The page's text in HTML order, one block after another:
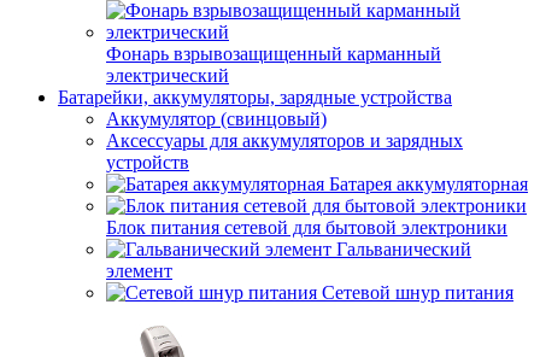
Фонарь взрывозащищенный карманный
электрический
Батарейки, аккумуляторы, зарядные устройства
Аккумулятор (свинцовый)
Аксессуары для аккумуляторов и зарядных
устройств
Батарея аккумуляторная
Блок питания сетевой для бытовой электроники
Гальванический
элемент
Сетевой шнур питания